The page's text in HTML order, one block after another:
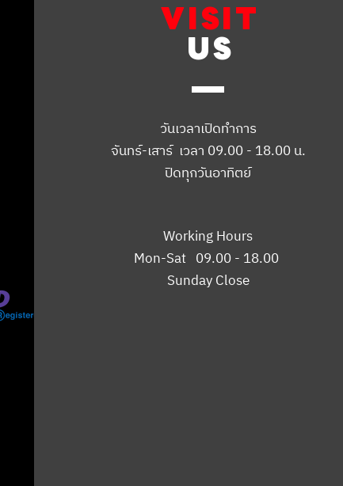
VISIT
US
วันเวลาเปิดทำการ
จันทร์-เสาร์ เวลา 09.00 - 18.00 น.
ปิดทุกวันอาทิตย์
Working Hours
Mon-Sat 09.00 - 18.00
Sunday Close